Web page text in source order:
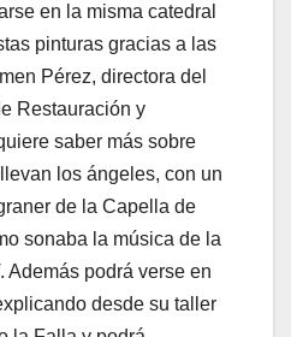
en la misma catedral
pinturas gracias a las
Pérez, directora del
Restauración y
saber más sobre
los ángeles, con un
de la Capella de
sonaba la música de la
Además podrá verse en
desde su taller